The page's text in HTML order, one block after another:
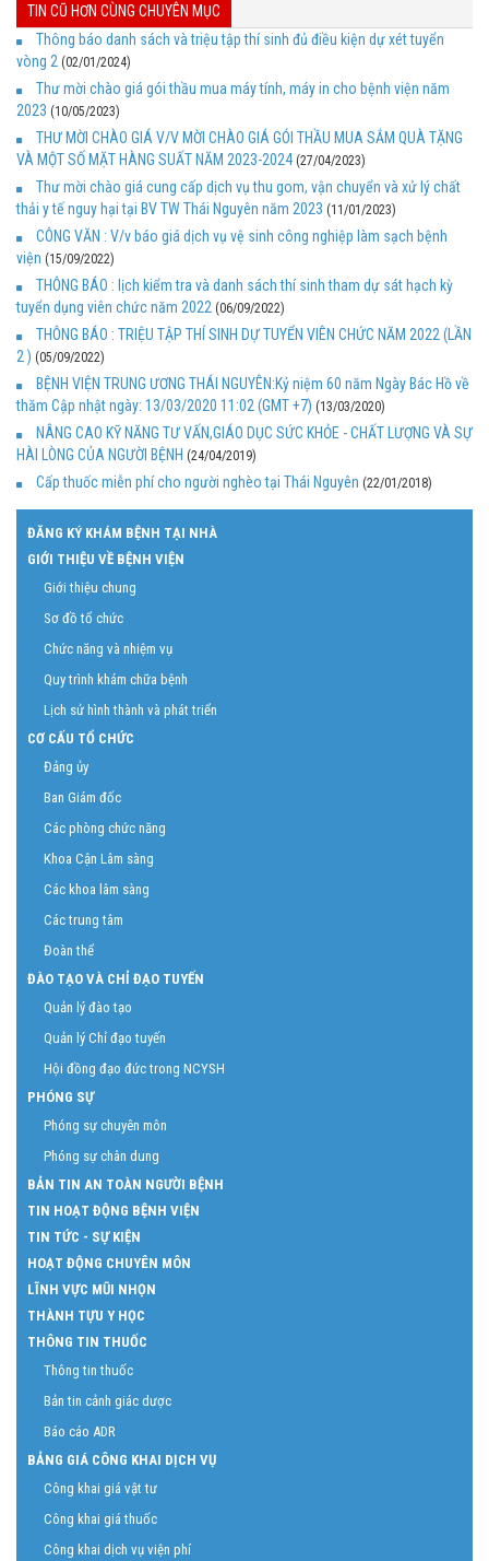
TIN CŨ HƠN CÙNG CHUYÊN MỤC
Thông báo danh sách và triệu tập thí sinh đủ điều kiện dự xét tuyển
vòng 2 (02/01/2024)
Thư mời chào giá gói thầu mua máy tính, máy in cho bệnh viện năm
2023 (10/05/2023)
THƯ MỜI CHÀO GIÁ V/V MỜI CHÀO GIÁ GÓI THẦU MUA SẮM QUÀ TẶNG
VÀ MỘT SỐ MẶT HÀNG SUẤT NĂM 2023-2024 (27/04/2023)
Thư mời chào giá cung cấp dịch vụ thu gom, vận chuyển và xử lý chất
thải y tế nguy hại tại BV TW Thái Nguyên năm 2023 (11/01/2023)
CÔNG VĂN : V/v báo giá dịch vụ vệ sinh công nghiệp làm sạch bệnh
viện (15/09/2022)
THÔNG BÁO : lịch kiểm tra và danh sách thí sinh tham dự sát hạch kỳ
tuyển dụng viên chức năm 2022 (06/09/2022)
THÔNG BÁO : TRIỆU TẬP THÍ SINH DỰ TUYỂN VIÊN CHỨC NĂM 2022 (LẦN
2 ) (05/09/2022)
BỆNH VIỆN TRUNG ƯƠNG THÁI NGUYÊN:Kỷ niệm 60 năm Ngày Bác Hồ về
thăm Cập nhật ngày: 13/03/2020 11:02 (GMT +7) (13/03/2020)
NÂNG CAO KỸ NĂNG TƯ VẤN,GIÁO DỤC SỨC KHỎE - CHẤT LƯỢNG VÀ SỰ
HÀI LÒNG CỦA NGƯỜI BỆNH (24/04/2019)
Cấp thuốc miễn phí cho người nghèo tại Thái Nguyên (22/01/2018)
ĐĂNG KÝ KHÁM BỆNH TẠI NHÀ
GIỚI THIỆU VỀ BỆNH VIỆN
Giới thiệu chung
Sơ đồ tổ chức
Chức năng và nhiệm vụ
Quy trình khám chữa bệnh
Lịch sử hình thành và phát triển
CƠ CẤU TỔ CHỨC
Đảng ủy
Ban Giám đốc
Các phòng chức năng
Khoa Cận Lâm sàng
Các khoa lâm sàng
Các trung tâm
Đoàn thể
ĐÀO TẠO VÀ CHỈ ĐẠO TUYẾN
Quản lý đào tạo
Quản lý Chỉ đạo tuyến
Hội đồng đạo đức trong NCYSH
PHÓNG SỰ
Phóng sự chuyên môn
Phóng sự chân dung
BẢN TIN AN TOÀN NGƯỜI BỆNH
TIN HOẠT ĐỘNG BỆNH VIỆN
TIN TỨC - SỰ KIỆN
HOẠT ĐỘNG CHUYÊN MÔN
LĨNH VỰC MŨI NHỌN
THÀNH TỰU Y HỌC
THÔNG TIN THUỐC
Thông tin thuốc
Bản tin cảnh giác dược
Báo cáo ADR
BẢNG GIÁ CÔNG KHAI DỊCH VỤ
Công khai giá vật tư
Công khai giá thuốc
Công khai dịch vụ viện phí